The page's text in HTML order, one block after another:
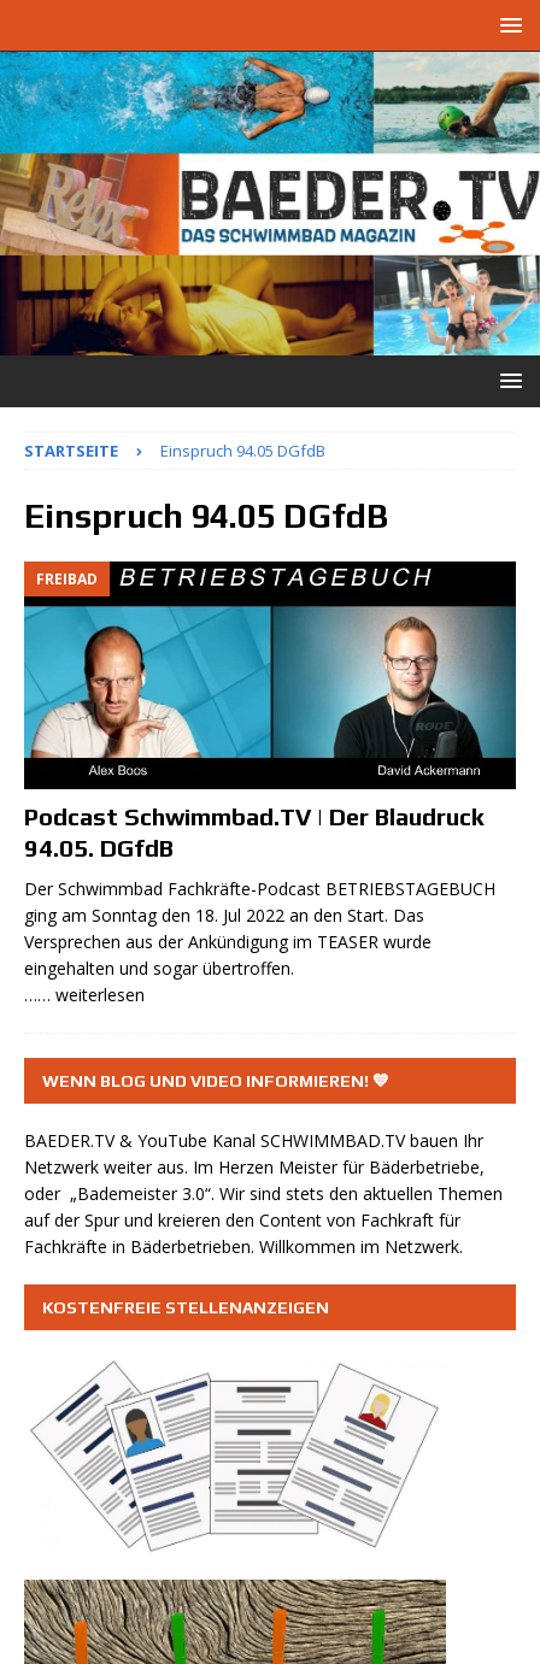
STARTSEITE Einspruch 94.05 DGfdB
Einspruch 94.05 DGfdB
FREIBAD
Podcast Schwimmbad.TV | Der Blaudruck
94.05. DGfdB
Der Schwimmbad Fachkräfte-Podcast BETRIEBSTAGEBUCH
ging am Sonntag den 18. Jul 2022 an den Start. Das
Versprechen aus der Ankündigung im TEASER wurde
eingehalten und sogar übertroffen.
…… weiterlesen
WENN BLOG UND VIDEO INFORMIEREN! 💙
BAEDER.TV & YouTube Kanal SCHWIMMBAD.TVbauen Ihr
Netzwerk weiter aus. Im Herzen Meister für Bäderbetriebe,
oder „Bademeister 3.0“. Wir sind stets den aktuellen Themen
auf der Spur und kreieren den Content von Fachkraft für
Fachkräfte in Bäderbetrieben. Willkommen im Netzwerk.
KOSTENFREIE STELLENANZEIGEN